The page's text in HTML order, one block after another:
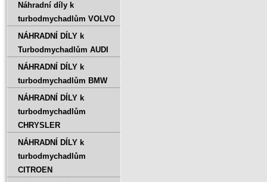
Náhradní díly k
turbodmychadlům VOLVO
NÁHRADNÍ DÍLY k
Turbodmychadlům AUDI
NÁHRADNÍ DÍLY k
turbodmychadlům BMW
NÁHRADNÍ DÍLY k
turbodmychadlům
CHRYSLER
NÁHRADNÍ DÍLY k
turbodmychadlům
CITROEN